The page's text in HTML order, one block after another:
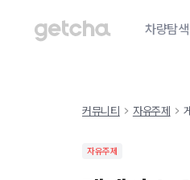
차량탐색
커뮤니티 자유주제
자유주제